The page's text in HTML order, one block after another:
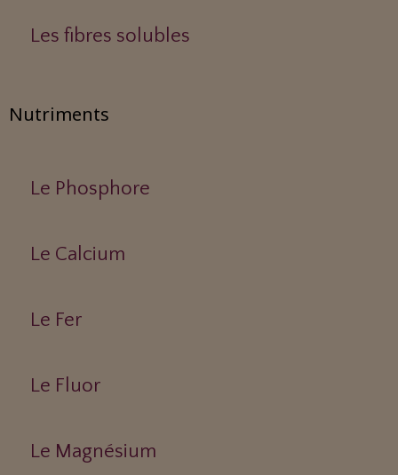
Les fibres solubles
Nutriments
Le Phosphore
Le Calcium
Le Fer
Le Fluor
Le Magnésium